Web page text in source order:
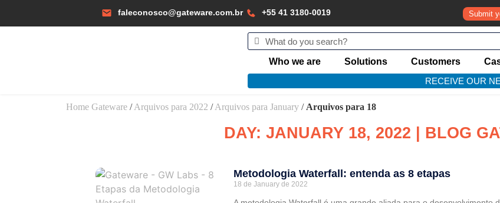
faleconosco@gateware.com.br +55 41 3180-0019 Submit
Who we are Solutions Customers
RECEIVE OUR
Home Gateware /Arquivos para 2022 /Arquivos para January / Arquivos para 18
DAY: JANUARY 18, 2022 | BLOG
Metodologia Waterfall: entenda as 8 etapas
18 de January de 2022